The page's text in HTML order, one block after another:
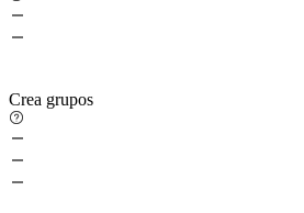
Crea grupos